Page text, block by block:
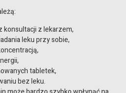
konsultacji z lekarzem,
leku przy sobie,
tabletek,
bez leku.